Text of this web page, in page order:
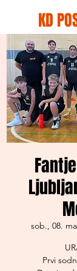
KD
Fantje
sob., 08.
Prvi